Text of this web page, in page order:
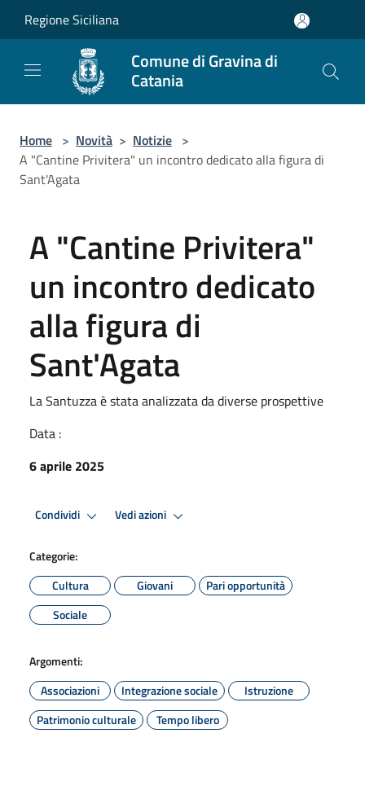
Regione Siciliana
Comune di Gravina di
Catania
Home > Novità > Notizie >
A "Cantine Privitera" un incontro dedicato alla figura di
Sant'Agata
A "Cantine Privitera"
un incontro dedicato
alla figura di
Sant'Agata
La Santuzza è stata analizzata da diverse prospettive
Data :
6 aprile 2025
Condividi Vedi azioni
Categorie:
Cultura
Giovani
Pari opportunità
Sociale
Argomenti:
Associazioni
Integrazione sociale
Istruzione
Patrimonio culturale
Tempo libero